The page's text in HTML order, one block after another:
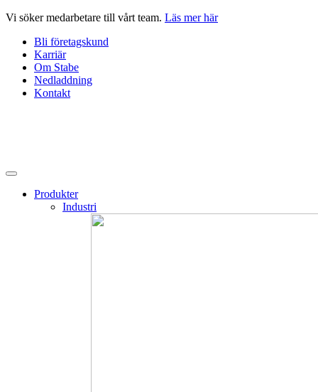
Hoppa
innehåll
Vi söker medarbetare till vårt team. Läs mer här
Bli företagskund
Karriär
Om Stabe
Nedladdning
Kontakt
Produkter
Industri